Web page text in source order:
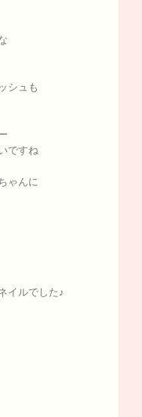
シュも
ですね
ゃんに
イルでした♪